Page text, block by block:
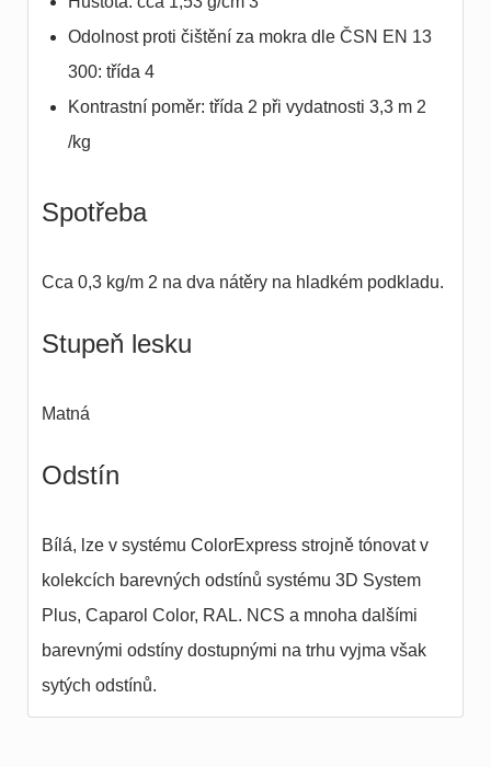
Odolnost proti čištění za mokra dle ČSN EN 13
300: třída 4
Kontrastní poměr: třída 2 při vydatnosti 3,3 m 2
/kg
Spotřeba
Cca 0,3 kg/m 2 na dva nátěry na hladkém podkladu.
Stupeň lesku
Matná
Odstín
Bílá, lze v systému ColorExpress strojně tónovat v
kolekcích barevných odstínů systému 3D System
Plus, Caparol Color, RAL. NCS a mnoha dalšími
barevnými odstíny dostupnými na trhu vyjma však
sytých odstínů.